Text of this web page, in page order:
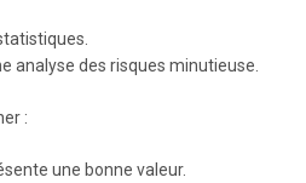
analyse des risques minutieuse.
:
une bonne valeur.